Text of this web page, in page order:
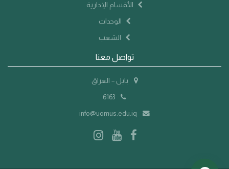
الأقسام الإدارية
الوحدات
الشعب
تواصل معنا
بابل – العراق
info@uomus.edu.iq